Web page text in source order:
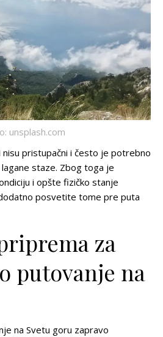
unsplash.com
pristupačni i često je potrebno
staze. Zbog toga je
i opšte fizičko stanje
posvetite tome pre puta
za
putovanje na
na Svetu goru zapravo